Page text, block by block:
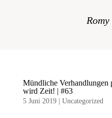
Mündliche Verhandlungen
wird Zeit! | #63
5 Juni 2019| Uncategorized